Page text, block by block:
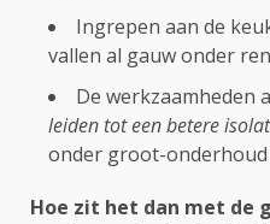
Ingrepen aan de
vallen al gauw onder
De werkzaamheden
leiden tot een betere
onder groot-onderhoud
Hoe zit het dan met de